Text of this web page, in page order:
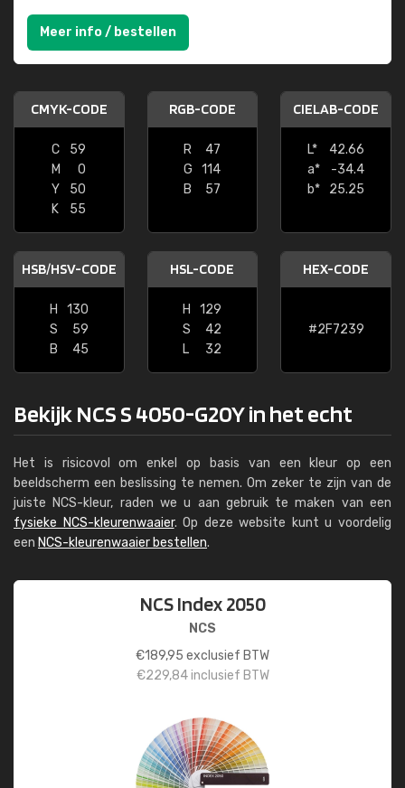
Meer info / bestellen
CMYK-CODE
C
59
M
0
Y
50
K
55
RGB-CODE
R
47
G
114
B
57
CIELAB-CODE
L*
42.66
a*
-34.4
b*
25.25
HSB/HSV-CODE
H
130
S
59
B
45
HSL-CODE
H
129
S
42
L
32
HEX-CODE
#2F7239
Bekijk NCS S 4050-G20Y in het echt
Het is risicovol om enkel op basis van een kleur op een
beeldscherm een beslissing te nemen. Om zeker te zijn van de
juiste NCS-kleur, raden we u aan gebruik te maken van een
fysieke NCS-kleurenwaaier. Op deze website kunt u voordelig
een NCS-kleurenwaaier bestellen.
NCS Index 2050
NCS
€189,95 exclusief BTW
€229,84inclusief BTW